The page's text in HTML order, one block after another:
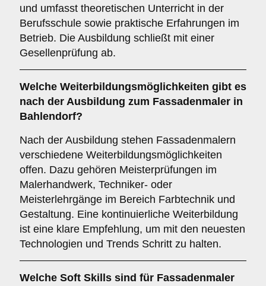
und umfasst theoretischen Unterricht in der
Berufsschule sowie praktische Erfahrungen im
Betrieb. Die Ausbildung schließt mit einer
Gesellenprüfung ab.
Welche Weiterbildungsmöglichkeiten gibt es
nach der Ausbildung zum Fassadenmaler in
Bahlendorf?
Nach der Ausbildung stehen Fassadenmalern
verschiedene Weiterbildungsmöglichkeiten
offen. Dazu gehören Meisterprüfungen im
Malerhandwerk, Techniker- oder
Meisterlehrgänge im Bereich Farbtechnik und
Gestaltung. Eine kontinuierliche Weiterbildung
ist eine klare Empfehlung, um mit den neuesten
Technologien und Trends Schritt zu halten.
Welche Soft Skills sind für Fassadenmaler